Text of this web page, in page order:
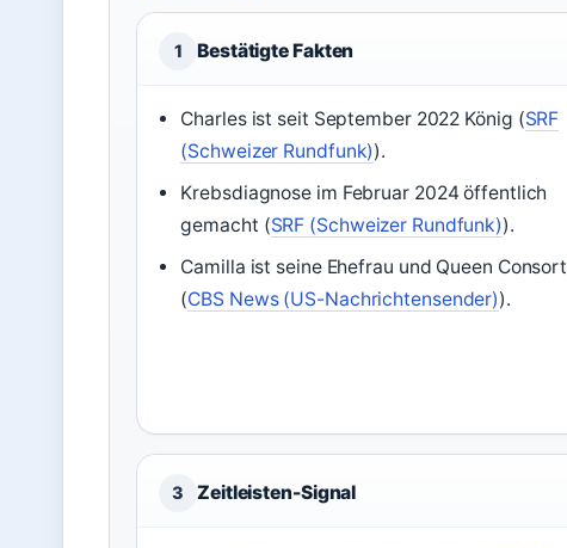
1 Bestätigte Fakten
Charles ist seit September 2022 König (SRF
(Schweizer Rundfunk)).
Krebsdiagnose im Februar 2024 öffentlich
gemacht (SRF (Schweizer Rundfunk)).
Camilla ist seine Ehefrau und Queen Consort
(CBS News (US-Nachrichtensender)).
3 Zeitleisten-Signal